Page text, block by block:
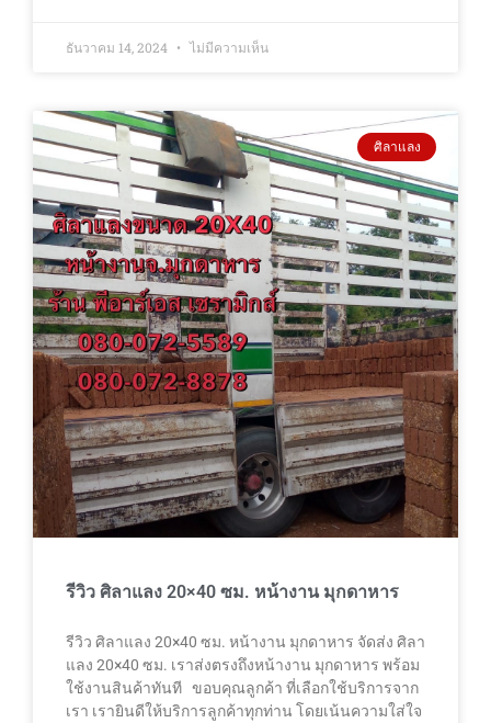
ธันวาคม 14, 2024 ไม่มีความเห็น
ศิลาแลง
รีวิว ศิลาแลง 20×40 ซม. หน้างาน มุกดาหาร
รีวิว ศิลาแลง 20×40 ซม. หน้างาน มุกดาหาร จัดส่ง ศิลา
แลง 20×40 ซม. เราส่งตรงถึงหน้างาน มุกดาหาร พร้อม
ใช้งานสินค้าทันที ขอบคุณลูกค้า ที่เลือกใช้บริการจาก
เรา เรายินดีให้บริการลูกค้าทุกท่าน โดยเน้นความใส่ใจ